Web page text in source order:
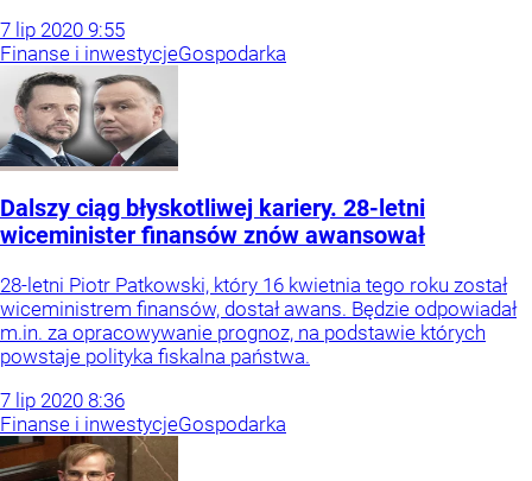
7 lip 2020 9:55
Finanse i inwestycjeGospodarka
Dalszy ciąg błyskotliwej kariery. 28-letni
wiceminister finansów znów awansował
28-letni Piotr Patkowski, który 16 kwietnia tego roku został
wiceministrem finansów, dostał awans. Będzie odpowiadał
m.in. za opracowywanie prognoz, na podstawie których
powstaje polityka fiskalna państwa.
7 lip 2020 8:36
Finanse i inwestycjeGospodarka